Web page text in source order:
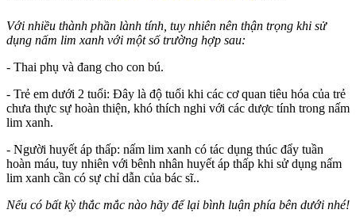
Với nhiều thành phần lành tính, tuy nhiên nên thận trọng khi sử
dụng nấm lim xanh với một số trường hợp sau:
- Thai phụ và đang cho con bú.
- Trẻ em dưới 2 tuổi: Đây là độ tuổi khi các cơ quan tiêu hóa của trẻ
chưa thực sự hoàn thiện, khó thích nghi với các dược tính trong nấm
lim xanh.
- Người huyết áp thấp: nấm lim xanh có tác dụng thúc đẩy tuần
hoàn máu, tuy nhiên với bênh nhân huyết áp thấp khi sử dụng nấm
lim xanh cần có sự chỉ dẫn của bác sĩ..
Nếu có bất kỳ thắc mắc nào hãy để lại bình luận phía bên dưới nhé!